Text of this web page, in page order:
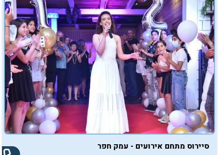
סיירוס מתחם אירועים - עמק חפר